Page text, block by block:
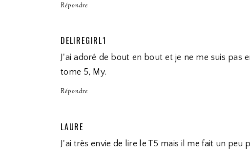
Répondre
DELIREGIRL1
J'ai adoré de bout en bout et je ne me suis pas
tome 5, My.
Répondre
LAURE
J'ai très envie de lire le T5 mais il me fait un peu